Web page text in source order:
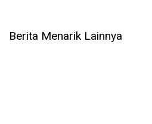
Berita Menarik Lainnya